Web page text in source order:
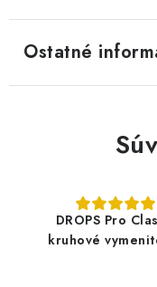
Ostatné
DROPS Pro
kruhové